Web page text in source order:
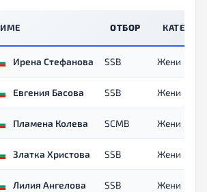
ИМЕ ОТБОР
Ирена Стефанова SSB Жени
Евгения Басова SSB Жени
Пламена Колева SCMB Жени
Златка Христова SSB Жени
Лилия Ангелова SSB Жени